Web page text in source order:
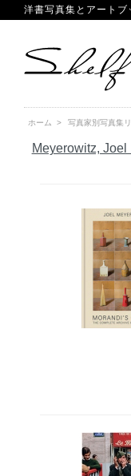
洋書写真集とアートブ
ホーム > 写真家別写真集
Meyerowitz,